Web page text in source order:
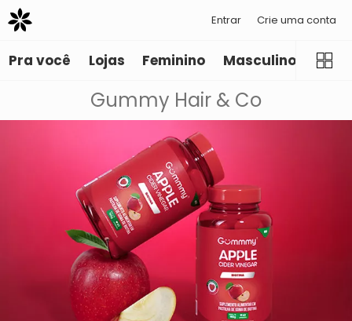
Entrar Crie uma conta
Pra você Lojas Feminino Masculino
Gummy Hair & Co